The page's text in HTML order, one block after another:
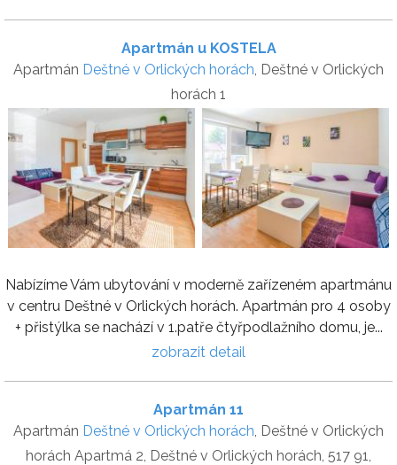
Apartmán u KOSTELA
Apartmán Deštné v Orlických horách , Deštné v Orlických
horách 1
Nabízíme Vám ubytování v moderně zařízeném apartmánu
v centru Deštné v Orlických horách. Apartmán pro 4 osoby
+ přistýlka se nachází v 1.patře čtyřpodlažního domu, je...
zobrazit detail
Apartmán 11
Apartmán Deštné v Orlických horách , Deštné v Orlických
horách Apartmá 2, Deštné v Orlických horách, 517 91,